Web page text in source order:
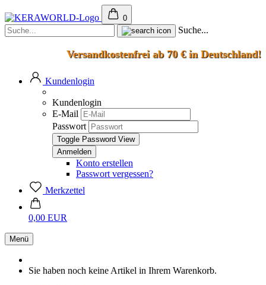
0
Suche...
Versandkostenfrei ab 70 € in Deutschland!
Kundenlogin
Kundenlogin
E-Mail
Passwort
Toggle Password View
Konto erstellen
Passwort vergessen?
Merkzettel
0,00 EUR
Menü
Sie haben noch keine Artikel in Ihrem Warenkorb.